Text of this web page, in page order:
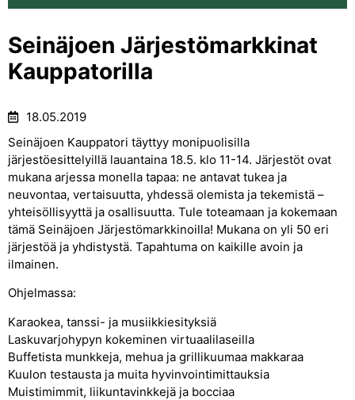
Seinäjoen Järjestömarkkinat
Kauppatorilla
18.05.2019
Seinäjoen Kauppatori täyttyy monipuolisilla
järjestöesittelyillä lauantaina 18.5. klo 11-14. Järjestöt ovat
mukana arjessa monella tapaa: ne antavat tukea ja
neuvontaa, vertaisuutta, yhdessä olemista ja tekemistä –
yhteisöllisyyttä ja osallisuutta. Tule toteamaan ja kokemaan
tämä Seinäjoen Järjestömarkkinoilla! Mukana on yli 50 eri
järjestöä ja yhdistystä. Tapahtuma on kaikille avoin ja
ilmainen.
Ohjelmassa:
Karaokea, tanssi- ja musiikkiesityksiä
Laskuvarjohypyn kokeminen virtuaalilaseilla
Buffetista munkkeja, mehua ja grillikuumaa makkaraa
Kuulon testausta ja muita hyvinvointimittauksia
Muistimimmit, liikuntavinkkejä ja bocciaa